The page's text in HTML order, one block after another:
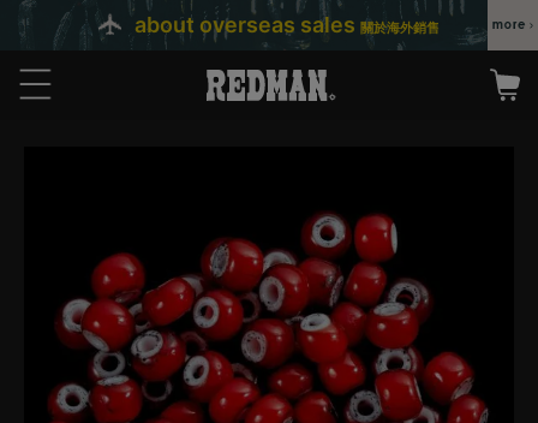
about overseas sales 關於海外銷售